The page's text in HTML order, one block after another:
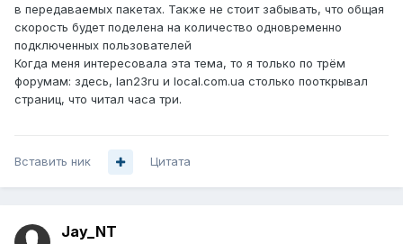
в передаваемых пакетах. Также не стоит забывать, что общая
скорость будет поделена на количество одновременно
подключенных пользователей
Когда меня интересовала эта тема, то я только по трём
форумам: здесь, lan23ru и local.com.ua столько пооткрывал
страниц, что читал часа три.
Вставить ник Цитата
Jay_NT